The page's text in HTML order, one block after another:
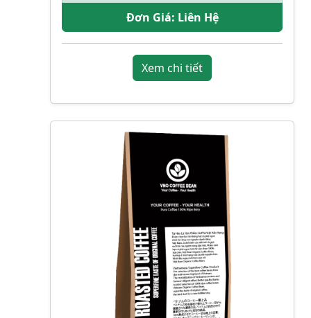
Đơn Giá: Liên Hệ
Xem chi tiết